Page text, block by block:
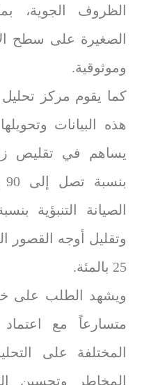
الظروف الجوية،
الصغيرة على سطح
وموثوقية.
هذه البيانات
يساهم في تقليص
وتقليل أوجه القصور
25 بالمئة.
ويشهد الطلب على
متسارعاً مع
المختلفة على
المخاطر وتحسين